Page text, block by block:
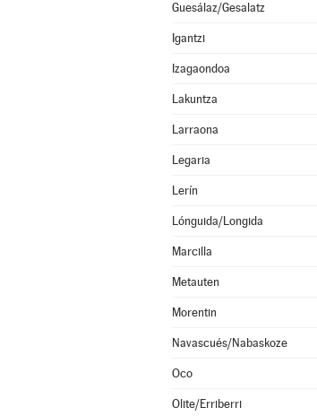
Guesálaz/Gesalatz
Igantzi
Izagaondoa
Lakuntza
Larraona
Legaria
Lerín
Lónguida/Longida
Marcilla
Metauten
Morentin
Navascués/Nabaskoze
Oco
Olite/Erriberri